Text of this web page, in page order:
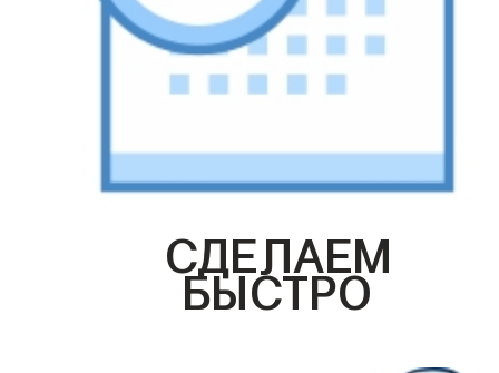
СДЕЛАЕМ
БЫСТРО